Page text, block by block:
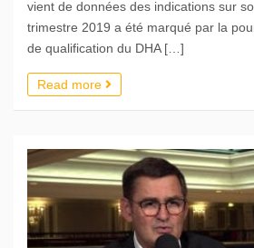
vient de données des indications sur
trimestre 2019 a été marqué par la
de qualification du DHA […]
Read more